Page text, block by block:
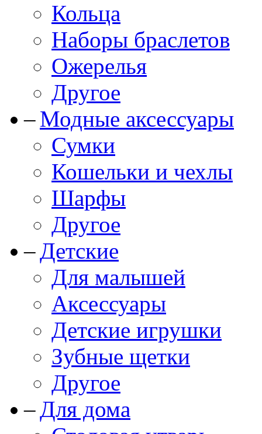
Кольца
Наборы браслетов
Ожерелья
Другое
Модные аксессуары
Сумки
Кошельки и чехлы
Шарфы
Другое
Детские
Для малышей
Аксессуары
Детские игрушки
Зубные щетки
Другое
Для дома